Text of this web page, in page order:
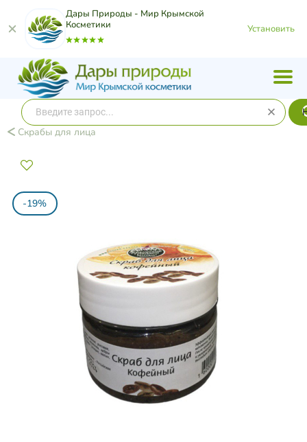
Дары Природы - Мир Крымской
Косметики
Установить
Скрабы для лица
-19%